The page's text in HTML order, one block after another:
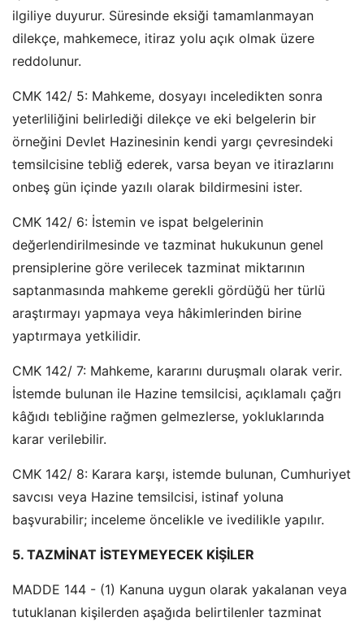
ilgiliye duyurur. Süresinde eksiği tamamlanmayan
dilekçe, mahkemece, itiraz yolu açık olmak üzere
reddolunur.
CMK 142/ 5: Mahkeme, dosyayı inceledikten sonra
yeterliliğini belirlediği dilekçe ve eki belgelerin bir
örneğini Devlet Hazinesinin kendi yargı çevresindeki
temsilcisine tebliğ ederek, varsa beyan ve itirazlarını
onbeş gün içinde yazılı olarak bildirmesini ister.
CMK 142/ 6: İstemin ve ispat belgelerinin
değerlendirilmesinde ve tazminat hukukunun genel
prensiplerine göre verilecek tazminat miktarının
saptanmasında mahkeme gerekli gördüğü her türlü
araştırmayı yapmaya veya hâkimlerinden birine
yaptırmaya yetkilidir.
CMK 142/ 7: Mahkeme, kararını duruşmalı olarak verir.
İstemde bulunan ile Hazine temsilcisi, açıklamalı çağrı
kâğıdı tebliğine rağmen gelmezlerse, yokluklarında
karar verilebilir.
CMK 142/ 8: Karara karşı, istemde bulunan, Cumhuriyet
savcısı veya Hazine temsilcisi, istinaf yoluna
başvurabilir; inceleme öncelikle ve ivedilikle yapılır.
5. TAZMİNAT İSTEYMEYECEK KİŞİLER
MADDE 144 - (1) Kanuna uygun olarak yakalanan veya
tutuklanan kişilerden aşağıda belirtilenler tazminat